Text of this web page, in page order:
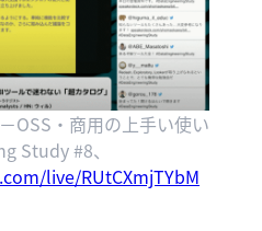
OSS・商用の上手い使い
Study #8、
live/RUtCXmjTYbM